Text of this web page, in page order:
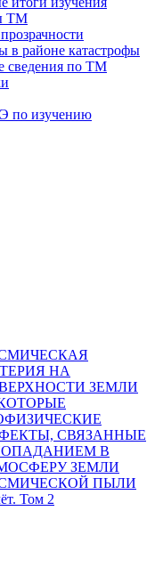
ТМ
в районе катастрофы
сведения по ТМ
по изучению
НА
ЗЕМЛИ
СВЯЗАННЫЕ
В
ЗЕМЛИ
ПЫЛИ
Том 2